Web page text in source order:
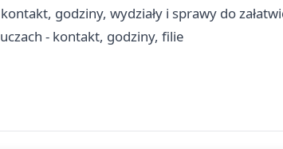
godziny, wydziały i sprawy do
- kontakt, godziny, filie